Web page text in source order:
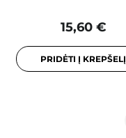
15,60 €
PRIDĖTI Į KREPŠELĮ